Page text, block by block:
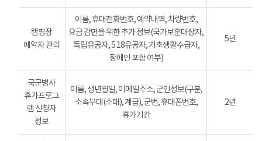
캠핑장
예약자 관리
이름, 휴대전화번호, 예약내역, 차량번호,
요금 감면을 위한 추가 정보(국가보훈대상자,
독립유공자, 5.18유공자, 기초생활수급자,
장애인 포함 여부)
5년
국군병사
휴가프로그
램 신청자
정보
이름, 생년월일, 이메일주소, 군인정보(구분,
소속부대(소대), 계급), 군번, 휴대폰번호,
휴가기간
2년